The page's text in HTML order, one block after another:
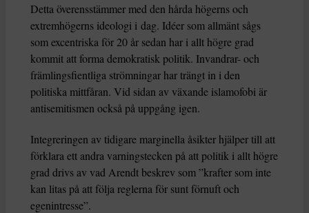
Detta överensstämmer med den hårda högerns och
extremhögerns ideologi i dag. Idéer som allmänt sågs
som excentriska för 20 år sedan har i allt högre grad
kommit att forma demokratisk politik. Invandrar- och
främlingsfientliga strömningar har trängt in i den
politiska mittfåran. Vid sidan av växande islamofobi är
antisemitismen också på uppgång igen.
Integreringen av tidigare marginella åsikter hjälper till att
förklara ett andra varningstecken på att politik i allt högre
grad drivs av vad Arendt beskrev som ”krafter som inte
kan litas på att följa reglerna för sunt förnuft och
egenintresse”.